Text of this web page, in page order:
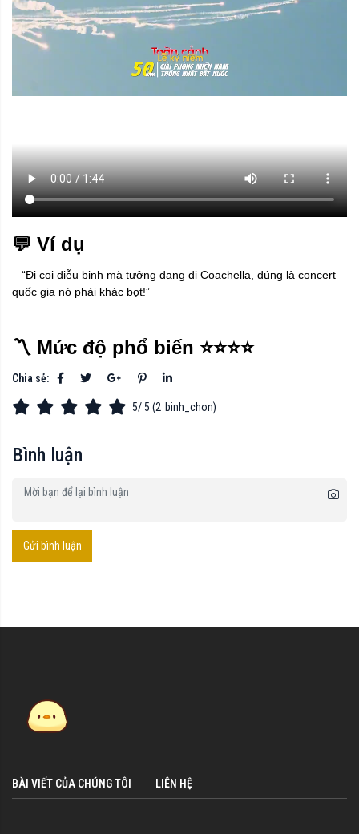
💬 Ví dụ
– “Đi coi diễu binh mà tưởng đang đi Coachella, đúng là concert
quốc gia nó phải khác bọt!”
〽️ Mức độ phổ biến ⭐⭐⭐⭐
Chia sẻ:
5/ 5 (2 binh_chon)
Bình luận
Gửi bình luận
BÀI VIẾT CỦA CHÚNG TÔI LIÊN HỆ